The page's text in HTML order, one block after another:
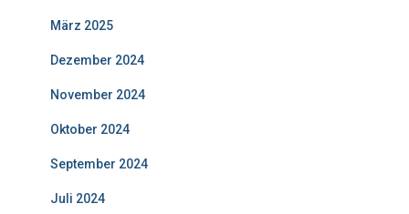
März 2025
Dezember 2024
November 2024
Oktober 2024
September 2024
Juli 2024